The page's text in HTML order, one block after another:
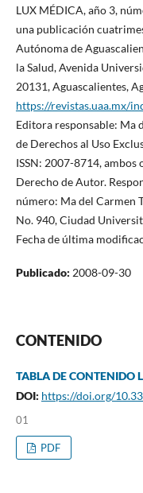
LUX MÉDICA, año 3,
una publicación
Autónoma de
la Salud, Avenida
20131, Aguascalientes,
https://revistas.uaa.mx/
Editora responsable: Ma
de Derechos al Uso
ISSN: 2007-8714,
Derecho de Autor.
número: Ma del Carmen
No. 940, Ciudad
Fecha de última
Publicado: 2008-09-30
CONTENIDO
TABLA DE CONTENIDO
DOI: https://doi.org/
01
PDF